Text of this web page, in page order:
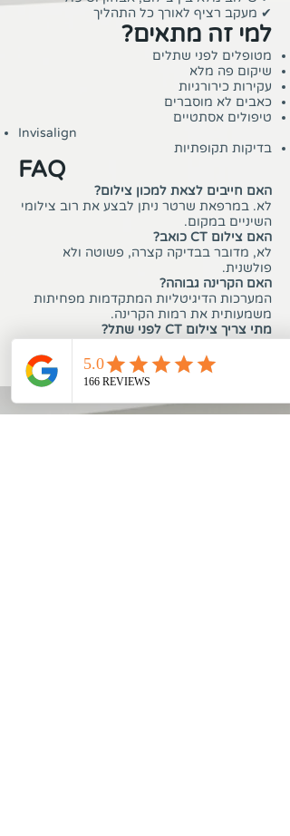
✔ מעקב רציף לאורך כל התהליך
למי זה מתאים?
מטופלים לפני שתלים
שיקום פה מלא
עקירות כירורגיות
כאבים לא מוסברים
טיפולים אסתטיים
Invisalign
בדיקות תקופתיות
FAQ
האם חייבים לצאת למכון צילום?
לא. במרפאת שרטר ניתן לבצע את רוב צילומי
השיניים במקום.
האם צילום CT כואב?
לא, מדובר בבדיקה קצרה, פשוטה ולא
פולשנית.
האם הקרינה גבוהה?
המערכות הדיגיטליות המתקדמות מפחיתות
משמעותית את רמות הקרינה.
מתי צריך צילום CT לפני שתל?
מיקום עצבים ותנאים אנטומיים.